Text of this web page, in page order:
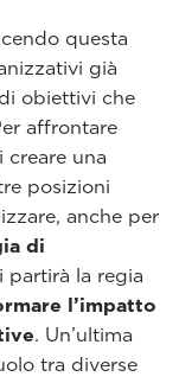
questa
già
obiettivi che
affrontare
creare una
posizioni
anche per
di
partirà la regia
l’impatto
. Un’ultima
tra diverse